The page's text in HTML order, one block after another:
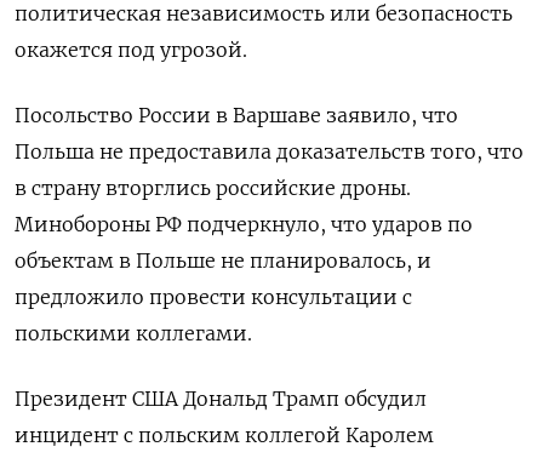
политическая независимость или безопасность
окажется под угрозой.
Посольство России в Варшаве заявило, что
Польша не предоставила доказательств того, что
в страну вторглись российские дроны.
Минобороны РФ подчеркнуло, что ударов по
объектам в Польше не планировалось, и
предложило провести консультации с
польскими коллегами.
Президент США Дональд Трамп обсудил
инцидент с польским коллегой Каролем